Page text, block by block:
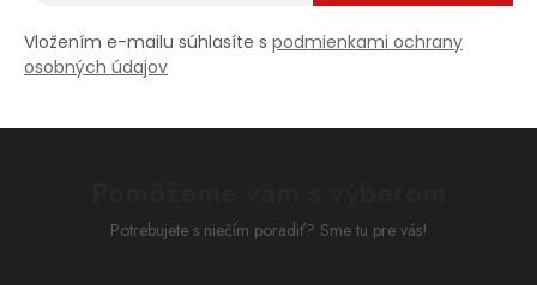
Vložením e-mailu súhlasíte s podmienkami ochrany
osobných údajov
Potrebujete s niečím poradiť? Sme tu pre vás!